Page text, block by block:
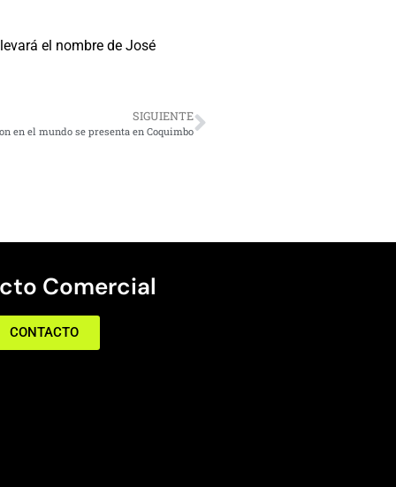
el nombre de José
SIGUIENTE
en el mundo se presenta en Coquimbo
Comercial
CONTACTO